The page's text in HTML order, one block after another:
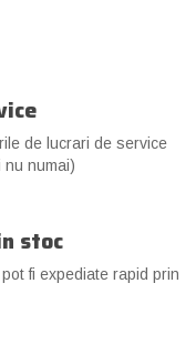
de lucrari de service
numai)
stoc
fi expediate rapid prin